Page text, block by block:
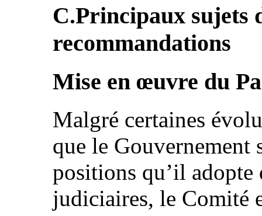
C.Principaux sujets
recommandations
Mise en œuvre du
Malgré certaines
que le Gouvernement
positions qu’il adopte
judiciaires, le Comité